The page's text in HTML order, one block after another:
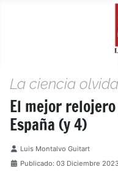
La ciencia
El mejor
España (y 4)
Detalles
Luis Montalvo Guitart
Publicado: 03 Diciembre